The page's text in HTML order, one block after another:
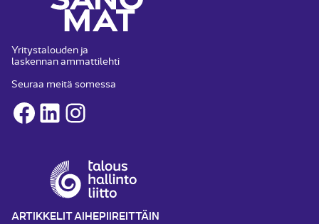
Yritystalouden ja
laskennan ammattilehti
Seuraa meitä somessa
Facebook
LinkedInInstagram
ARTIKKELIT AIHEPIIREITTÄIN